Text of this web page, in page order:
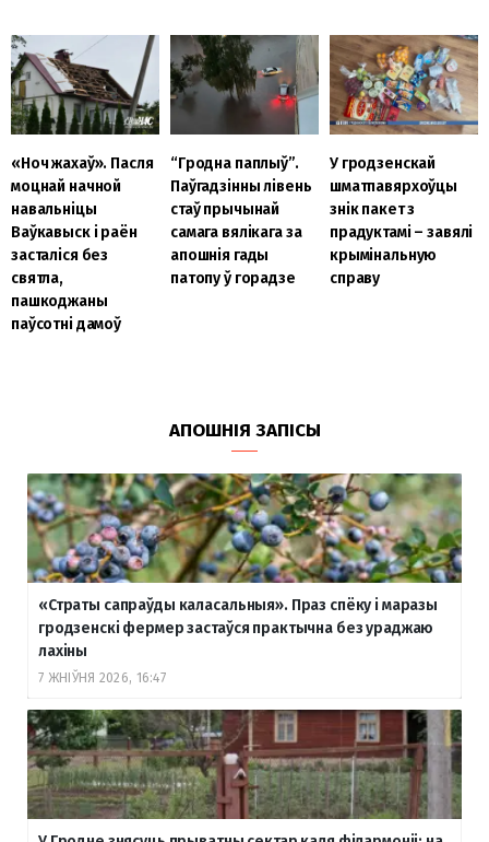
«Ноч жахаў». Пасля
моцнай начной
навальніцы
Ваўкавыск і раён
засталіся без
святла,
пашкоджаны
паўсотні дамоў
“Гродна паплыў”.
Паўгадзінны лівень
стаў прычынай
самага вялікага за
апошнія гады
патопу ў горадзе
У гродзенскай
шматпавярхоўцы
знік пакет з
прадуктамі – завялі
крымінальную
справу
АПОШНІЯ ЗАПІСЫ
«Страты сапраўды каласальныя». Праз спёку і маразы
гродзенскі фермер застаўся практычна без ураджаю
лахіны
7 ЖНІЎНЯ 2026, 16:47